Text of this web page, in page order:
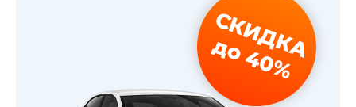
СКИДКА
до 40%